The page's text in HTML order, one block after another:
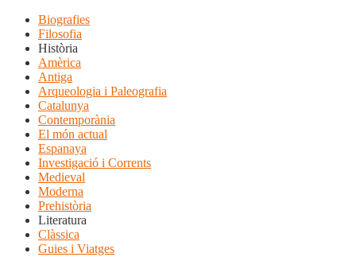
Biografies
Filosofia
Història
Amèrica
Antiga
Arqueologia i Paleografia
Catalunya
Contemporània
El món actual
Espanaya
Investigació i Corrents
Medieval
Moderna
Prehistòria
Literatura
Clàssica
Guies i Viatges